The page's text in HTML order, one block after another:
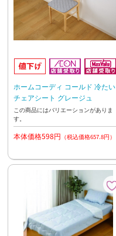
ホームコーディ コールド 冷たい
チェアシート グレージュ
この商品にはバリエーションがありま
す。
本体価格598円 （税込価格657.8円）